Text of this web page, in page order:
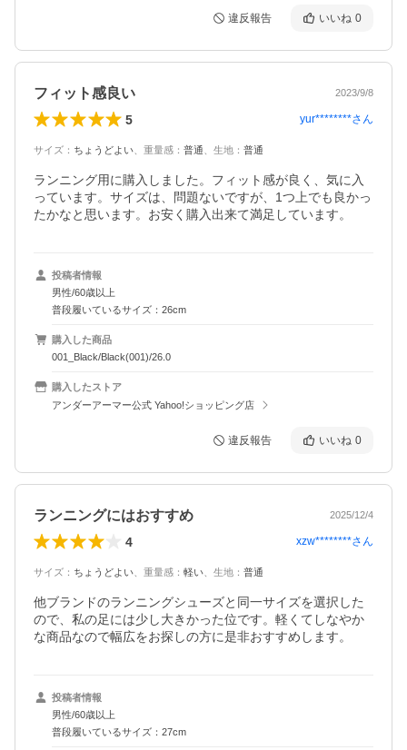
違反報告 いいね 0
フィット感良い 2023/9/8
5 yur********さん
サイズ ： ちょうどよい 重量感 ： 普通 生地 ： 普通
ランニング用に購入しました。フィット感が良く、気に入
っています。サイズは、問題ないですが、1つ上でも良かっ
たかなと思います。お安く購入出来て満足しています。
投稿者情報
男性/60歳以上
普段履いているサイズ：26cm
購入した商品
001_Black/Black(001)/26.0
購入したストア
アンダーアーマー公式 Yahoo!ショッピング店
違反報告 いいね 0
ランニングにはおすすめ 2025/12/4
4 xzw********さん
サイズ ： ちょうどよい 重量感 ： 軽い 生地 ： 普通
他ブランドのランニングシューズと同一サイズを選択した
ので、私の足には少し大きかった位です。軽くてしなやか
な商品なので幅広をお探しの方に是非おすすめします。
投稿者情報
男性/60歳以上
普段履いているサイズ：27cm